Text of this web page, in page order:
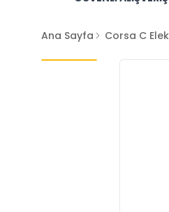
Ana Sayfa Corsa C